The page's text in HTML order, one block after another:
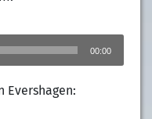
00:00
Evershagen: